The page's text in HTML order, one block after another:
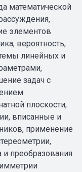
математической
элементов
вероятность,
линейных и
задач с
плоскости,
вписанные и
применение
и преобразования